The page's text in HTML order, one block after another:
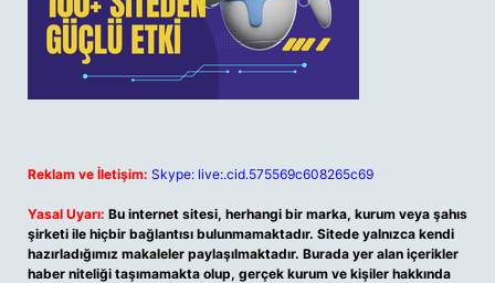
Reklam ve İletişim: Skype: live:.cid.575569c608265c69
Yasal Uyarı: Bu internet sitesi, herhangi bir marka, kurum veya şahıs
şirketi ile hiçbir bağlantısı bulunmamaktadır. Sitede yalnızca kendi
hazırladığımız makaleler paylaşılmaktadır. Burada yer alan içerikler
haber niteliği taşımamakta olup, gerçek kurum ve kişiler hakkında